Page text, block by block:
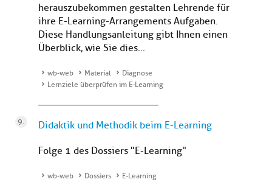
herauszubekommen gestalten Lehrende für
ihre E-Learning-Arrangements Aufgaben.
Diese Handlungsanleitung gibt Ihnen einen
Überblick, wie Sie dies...
wb-web Material
Diagnose
Lernziele überprüfen im E-Learning
Didaktik und Methodik beim E-Learning
Folge 1 des Dossiers "E-Learning"
wb-web Dossiers
E-Learning